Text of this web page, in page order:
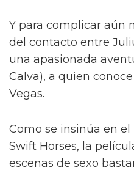
Y para complicar aún
del contacto entre
una apasionada
Calva), a quien
Vegas.
Como se insinúa en
Swift Horses, la
escenas de sexo